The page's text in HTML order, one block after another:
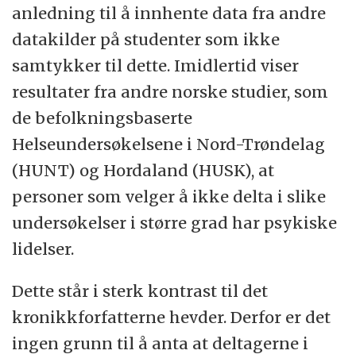
anledning til å innhente data fra andre
datakilder på studenter som ikke
samtykker til dette. Imidlertid viser
resultater fra andre norske studier, som
de befolkningsbaserte
Helseundersøkelsene i Nord-Trøndelag
(HUNT) og Hordaland (HUSK), at
personer som velger å ikke delta i slike
undersøkelser i større grad har psykiske
lidelser.
Dette står i sterk kontrast til det
kronikkforfatterne hevder. Derfor er det
ingen grunn til å anta at deltagerne i